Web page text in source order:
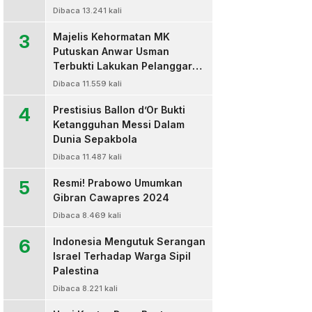
Dibaca 13.241 kali
3
Majelis Kehormatan MK
Putuskan Anwar Usman
Terbukti Lakukan Pelanggaran
Berat Kode Etik dan
Dibaca 11.559 kali
4
Prestisius Ballon d’Or Bukti
Ketangguhan Messi Dalam
Dunia Sepakbola
Dibaca 11.487 kali
5
Resmi! Prabowo Umumkan
Gibran Cawapres 2024
Dibaca 8.469 kali
6
Indonesia Mengutuk Serangan
Israel Terhadap Warga Sipil
Palestina
Dibaca 8.221 kali